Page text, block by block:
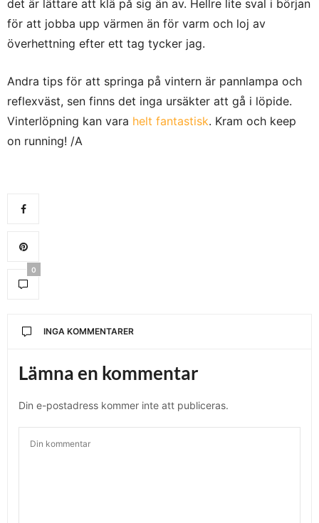
det är lättare att klä på sig än av. Hellre lite sval i början
för att jobba upp värmen än för varm och loj av
överhettning efter ett tag tycker jag.
Andra tips för att springa på vintern är pannlampa och
reflexväst, sen finns det inga ursäkter att gå i löpide.
Vinterlöpning kan vara helt fantastisk. Kram och keep
on running! /A
0
INGA KOMMENTARER
Lämna en kommentar
Din e-postadress kommer inte att publiceras.